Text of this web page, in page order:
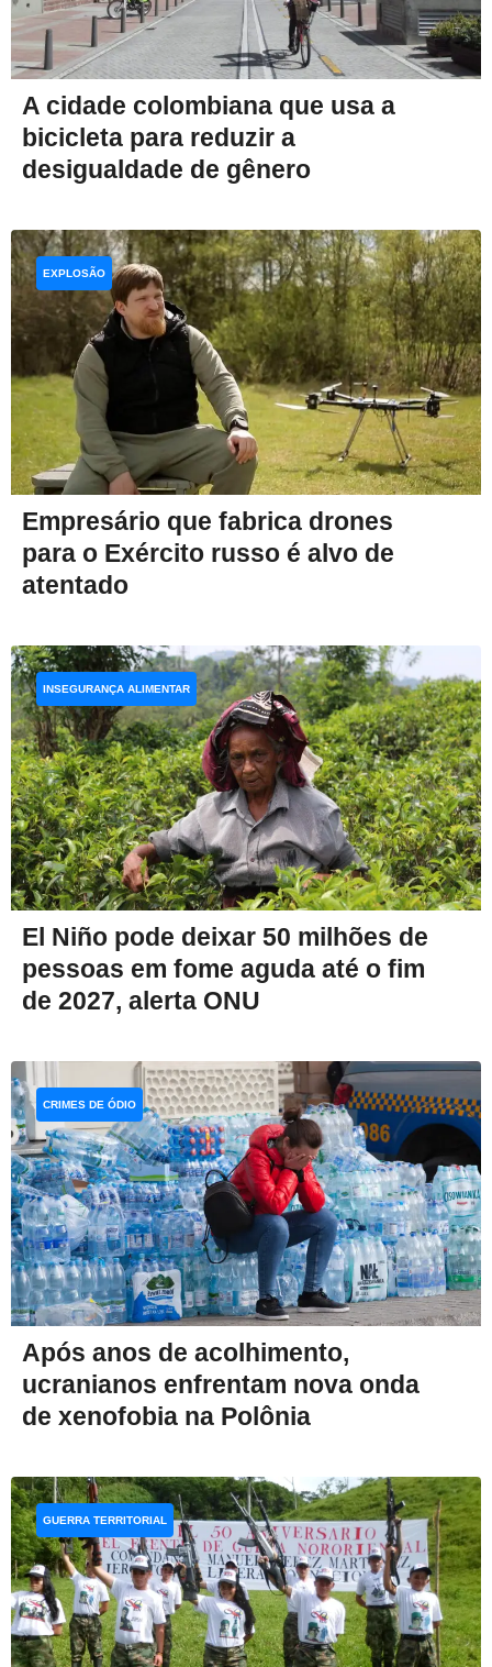
A cidade colombiana que usa a
bicicleta para reduzir a
desigualdade de gênero
Empresário que fabrica drones
para o Exército russo é alvo de
atentado
EXPLOSÃO
El Niño pode deixar 50 milhões de
pessoas em fome aguda até o fim
de 2027, alerta ONU
INSEGURANÇA ALIMENTAR
Após anos de acolhimento,
ucranianos enfrentam nova onda
de xenofobia na Polônia
CRIMES DE ÓDIO
GUERRA TERRITORIAL